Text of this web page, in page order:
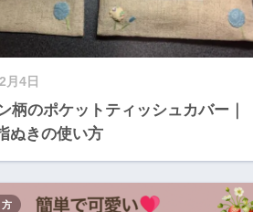
月4日
柄のポケットティッシュカバー｜
ぬきの使い方
方